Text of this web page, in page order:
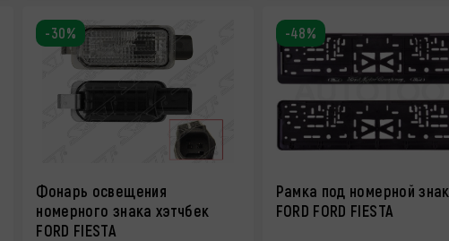
Фонарь освещения
номерного знака хэтчбек
FORD FIESTA
-30%
Рамка под номерной знак
FORD FORD FIESTA
-48%